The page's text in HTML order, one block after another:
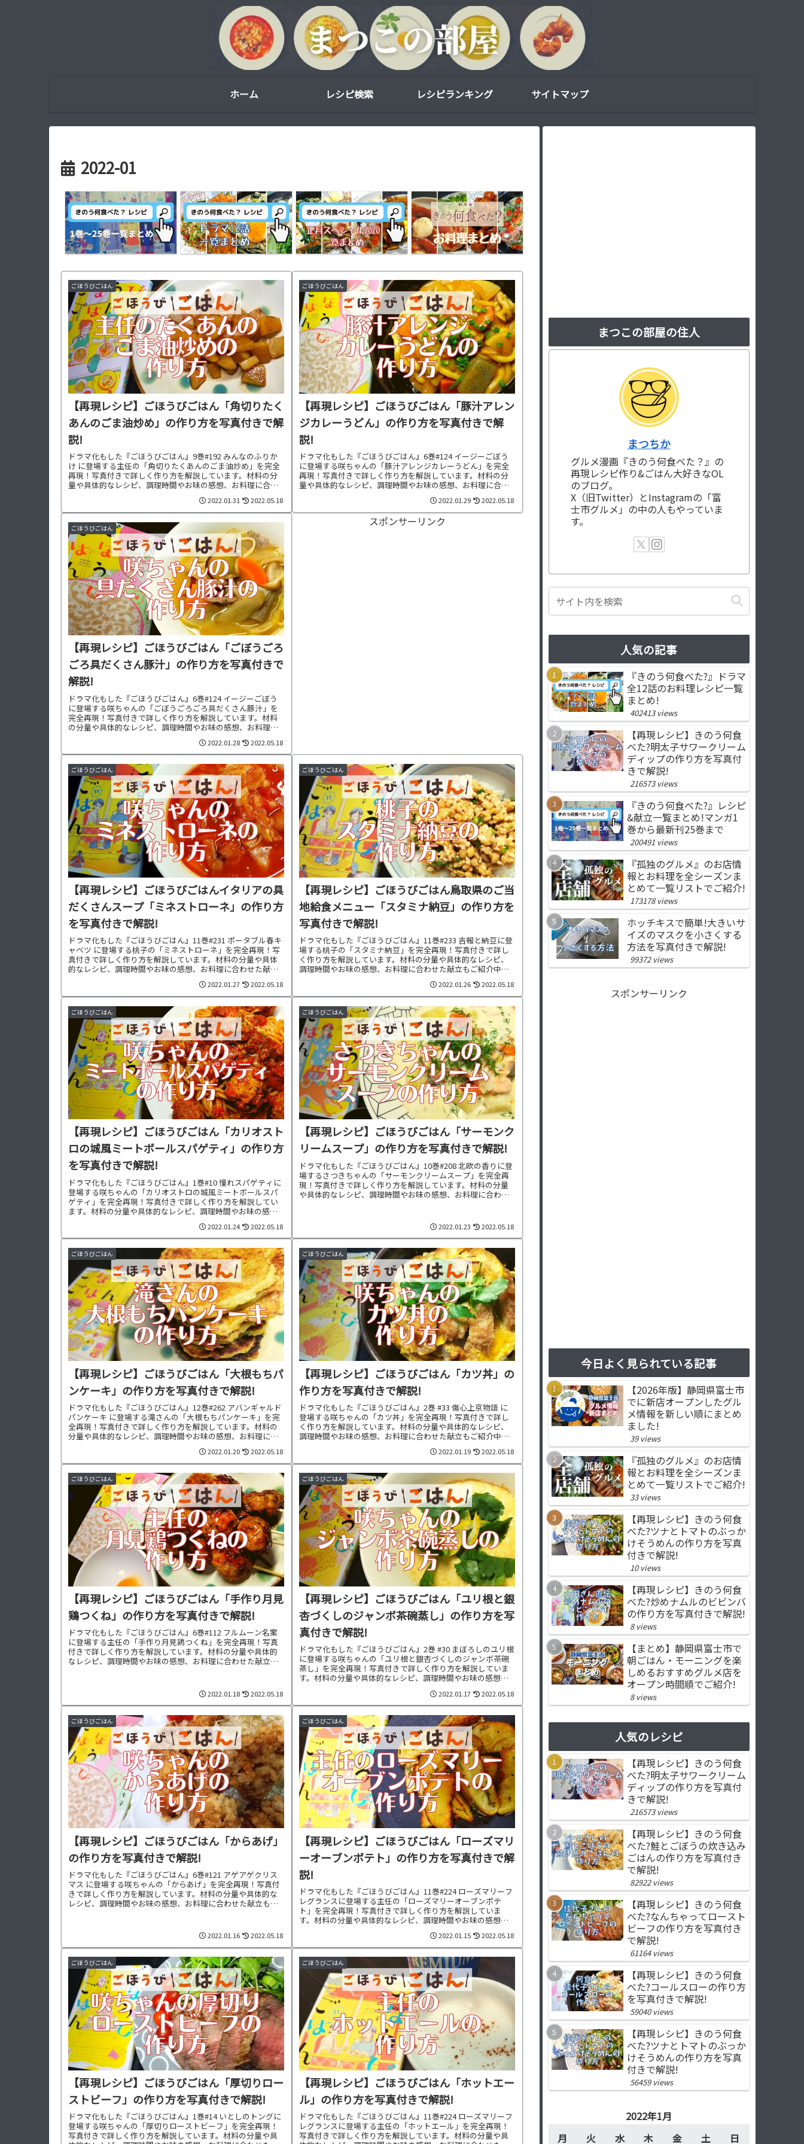
ホーム レシピ検索 レシピランキング サイトマップ
2022-01
ごほうびごはん
【再現レシピ】ごほうびごはん「角切りたく
あんのごま油炒め」の作り方を写真付きで解
説!
ドラマ化もした『ごほうびごはん』9巻#192 みんなのふりか
け に登場する主任の「角切りたくあんのごま油炒め」を完全
再現！写真付きで詳しく作り方を解説しています。材料の分
量や具体的なレシピ、調理時間やお味の感想、お料理に合わ
2022.01.31 2022.05.18
ごほうびごはん
【再現レシピ】ごほうびごはん「豚汁アレン
ジカレーうどん」の作り方を写真付きで解
説!
ドラマ化もした『ごほうびごはん』6巻#124 イージーごぼう
に登場する咲ちゃんの「豚汁アレンジカレーうどん」を完全
再現！写真付きで詳しく作り方を解説しています。材料の分
量や具体的なレシピ、調理時間やお味の感想、お料理に合わ
2022.01.29 2022.05.18
ごほうびごはん
【再現レシピ】ごほうびごはん「ごぼうごろ
ごろ具だくさん豚汁」の作り方を写真付きで
解説!
ドラマ化もした『ごほうびごはん』6巻#124 イージーごぼう
に登場する咲ちゃんの「ごぼうごろごろ具だくさん豚汁」を
完全再現！写真付きで詳しく作り方を解説しています。材料
の分量や具体的なレシピ、調理時間やお味の感想、お料理に
2022.01.28 2022.05.18
スポンサーリンク
ごほうびごはん
【再現レシピ】ごほうびごはんイタリアの具
だくさんスープ「ミネストローネ」の作り方
を写真付きで解説!
ドラマ化もした『ごほうびごはん』11巻#231 ポータブル春キ
ャベツ に登場する桃子の「ミネストローネ」を完全再現！写
真付きで詳しく作り方を解説しています。材料の分量や具体
的なレシピ、調理時間やお味の感想、お料理に合わせた献立
2022.01.27 2022.05.18
ごほうびごはん
【再現レシピ】ごほうびごはん鳥取県のご当
地給食メニュー「スタミナ納豆」の作り方を
写真付きで解説!
ドラマ化もした『ごほうびごはん』11巻#233 吉報と納豆に登
場する桃子の「スタミナ納豆」を完全再現！写真付きで詳し
く作り方を解説しています。材料の分量や具体的なレシピ、
調理時間やお味の感想、お料理に合わせた献立もご紹介中で
2022.01.26 2022.05.18
ごほうびごはん
【再現レシピ】ごほうびごはん「カリオスト
ロの城風ミートボールスパゲティ」の作り方
を写真付きで解説!
ドラマ化もした『ごほうびごはん』1巻#10 憧れスパゲティに
登場する咲ちゃんの「カリオストロの城風ミートボールスパ
ゲティ」を完全再現！写真付きで詳しく作り方を解説してい
ます。材料の分量や具体的なレシピ、調理時間やお味の感
2022.01.24 2022.05.18
ごほうびごはん
【再現レシピ】ごほうびごはん「サーモンク
リームスープ」の作り方を写真付きで解説!
ドラマ化もした『ごほうびごはん』10巻#208 北欧の香りに登
場するさつきちゃんの「サーモンクリームスープ」を完全再
現！写真付きで詳しく作り方を解説しています。材料の分量
や具体的なレシピ、調理時間やお味の感想、お料理に合わせ
2022.01.23 2022.05.18
ごほうびごはん
【再現レシピ】ごほうびごはん「大根もちパ
ンケーキ」の作り方を写真付きで解説!
ドラマ化もした『ごほうびごはん』12巻#262 アバンギャルド
パンケーキ に登場する滝さんの「大根もちパンケーキ」を完
全再現！写真付きで詳しく作り方を解説しています。材料の
分量や具体的なレシピ、調理時間やお味の感想、お料理に合
2022.01.20 2022.05.18
ごほうびごはん
【再現レシピ】ごほうびごはん「カツ丼」の
作り方を写真付きで解説!
ドラマ化もした『ごほうびごはん』2巻 #33 傷心上京物語 に
登場する咲ちゃんの「カツ丼」を完全再現！写真付きで詳し
く作り方を解説しています。材料の分量や具体的なレシピ、
調理時間やお味の感想、お料理に合わせた献立もご紹介中で
2022.01.19 2022.05.18
ごほうびごはん
【再現レシピ】ごほうびごはん「手作り月見
鶏つくね」の作り方を写真付きで解説!
ドラマ化もした『ごほうびごはん』6巻#112 フルムーン名案
に登場する主任の「手作り月見鶏つくね」を完全再現！写真
付きで詳しく作り方を解説しています。材料の分量や具体的
なレシピ、調理時間やお味の感想、お料理に合わせた献立も
2022.01.18 2022.05.18
ごほうびごはん
【再現レシピ】ごほうびごはん「ユリ根と銀
杏づくしのジャンボ茶碗蒸し」の作り方を写
真付きで解説!
ドラマ化もした『ごほうびごはん』2巻 #30 まぼろしのユリ根
に登場する咲ちゃんの「ユリ根と銀杏づくしのジャンボ茶碗
蒸し」を完全再現！写真付きで詳しく作り方を解説していま
す。材料の分量や具体的なレシピ、調理時間やお味の感想、
2022.01.17 2022.05.18
ごほうびごはん
【再現レシピ】ごほうびごはん「からあげ」
の作り方を写真付きで解説!
ドラマ化もした『ごほうびごはん』6巻#121 アゲアゲクリス
マス に登場する咲ちゃんの「からあげ」を完全再現！写真付
きで詳しく作り方を解説しています。材料の分量や具体的な
レシピ、調理時間やお味の感想、お料理に合わせた献立もご
2022.01.16 2022.05.18
ごほうびごはん
【再現レシピ】ごほうびごはん「ローズマリ
ーオーブンポテト」の作り方を写真付きで解
説!
ドラマ化もした『ごほうびごはん』11巻#224 ローズマリーフ
レグランスに登場する主任の「ローズマリーオーブンポテ
ト」を完全再現！写真付きで詳しく作り方を解説していま
す。材料の分量や具体的なレシピ、調理時間やお味の感想、
お料理に合わせた献立もご紹介中です。
2022.01.15 2022.05.18
ごほうびごはん
【再現レシピ】ごほうびごはん「厚切りロー
ストビーフ」の作り方を写真付きで解説!
ドラマ化もした『ごほうびごはん』1巻#14 いとしのトングに
登場する咲ちゃんの「厚切りローストビーフ」を完全再現！
写真付きで詳しく作り方を解説しています。材料の分量や具
ごほうびごはん
【再現レシピ】ごほうびごはん「ホットエー
ル」の作り方を写真付きで解説!
ドラマ化もした『ごほうびごはん』11巻#224 ローズマリーフ
レグランスに登場する主任の「ホットエール」を完全再現！
写真付きで詳しく作り方を解説しています。材料の分量や具
まつこの部屋の住人
まつちか
グルメ漫画『きのう何食べた？』の
再現レシピ作り&ごはん大好きなOL
のブログ。
X（旧Twitter）とInstagramの「富
士市グルメ」の中の人もやっていま
す。
人気の記事
『きのう何食べた?』ドラマ
全12話のお料理レシピ一覧
まとめ!
402413 views
【再現レシピ】きのう何食
べた?明太子サワークリーム
ディップの作り方を写真付
きで解説!
216573 views
『きのう何食べた?』レシピ
&献立一覧まとめ!マンガ1
巻から最新刊25巻まで
200491 views
『孤独のグルメ』のお店情
報とお料理を全シーズンま
とめて一覧リストでご紹介!
173178 views
ホッチキスで簡単!大きいサ
イズのマスクを小さくする
方法を写真付きで解説!
99372 views
スポンサーリンク
今日よく見られている記事
【2026年版】静岡県富士市
でに新店オープンしたグル
メ情報を新しい順にまとめ
ました!
39 views
『孤独のグルメ』のお店情
報とお料理を全シーズンま
とめて一覧リストでご紹介!
33 views
【再現レシピ】きのう何食
べた?ツナとトマトのぶっか
けそうめんの作り方を写真
付きで解説!
10 views
【再現レシピ】きのう何食
べた?炒めナムルのビビンバ
の作り方を写真付きで解説!
8 views
【まとめ】静岡県富士市で
朝ごはん・モーニングを楽
しめるおすすめグルメ店を
オープン時間順でご紹介!
8 views
人気のレシピ
【再現レシピ】きのう何食
べた?明太子サワークリーム
ディップの作り方を写真付
きで解説!
216573 views
【再現レシピ】きのう何食
べた?鮭とごぼうの炊き込み
ごはんの作り方を写真付き
で解説!
82922 views
【再現レシピ】きのう何食
べた?なんちゃってロースト
ビーフの作り方を写真付き
で解説!
61164 views
【再現レシピ】きのう何食
べた?コールスローの作り方
を写真付きで解説!
59040 views
【再現レシピ】きのう何食
べた?ツナとトマトのぶっか
けそうめんの作り方を写真
付きで解説!
56459 views
2022年1月
月
火 水 木 金 土 日